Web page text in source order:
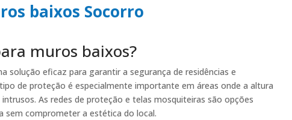
baixos Socorro
muros baixos?
solução eficaz para garantir a segurança de residências e
de proteção é especialmente importante em áreas onde a altura
As redes de proteção e telas mosquiteiras são opções
sem comprometer a estética do local.